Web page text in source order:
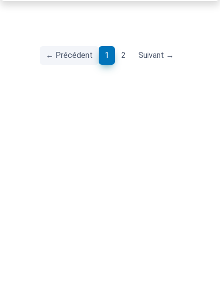
← Précédent 1 (current)
2 Suivant →